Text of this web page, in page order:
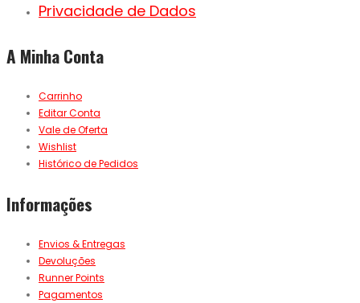
Privacidade de Dados
A Minha Conta
Carrinho
Editar Conta
Vale de Oferta
Wishlist
Histórico de Pedidos
Informações
Envios & Entregas
Devoluções
Runner Points
Pagamentos